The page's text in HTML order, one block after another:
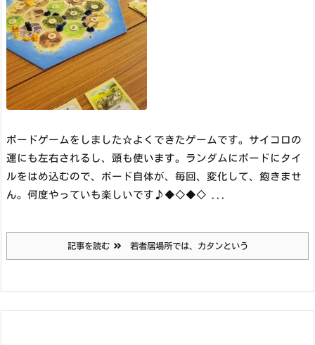
ボードゲームをしました☆よくできたゲームです。サイコロの
運にも左右されるし、頭も使います。ランダムにボードにタイ
ルをはめ込むので、ボード自体が、毎回、変化して、飽きませ
ん。何度やっていも楽しいです♪ ◆◇◆◇ ...
記事を読む 若者居場所では、カタンという